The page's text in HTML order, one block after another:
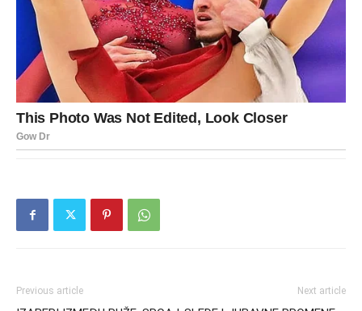
Previous article Next article